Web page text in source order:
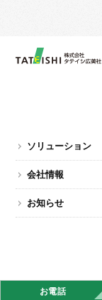
お電話
ソリューション
会社情報
お知らせ